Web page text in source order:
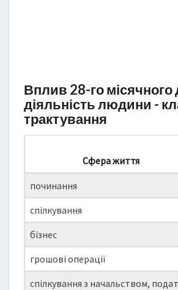
Вплив 28-го місячного
діяльність людини -
трактування
Сфера життя
починання
спілкування
бізнес
грошові операції
спілкування з начальством,